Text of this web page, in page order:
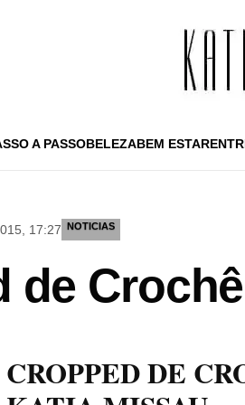
A PASSOBELEZABEM ESTAR
17:27 NOTICIAS
de
CROPPED DE